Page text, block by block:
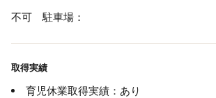
不可 駐車場：
取得実績
育児休業取得実績：あり